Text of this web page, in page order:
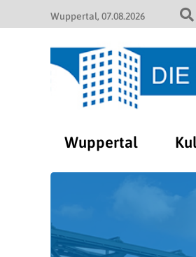
Wuppertal 07.08.2026
Wuppertal